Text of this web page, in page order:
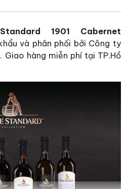
1901 Cabernet
và phân phối bởi Công ty
Giao hàng miễn phí tại TP.Hồ